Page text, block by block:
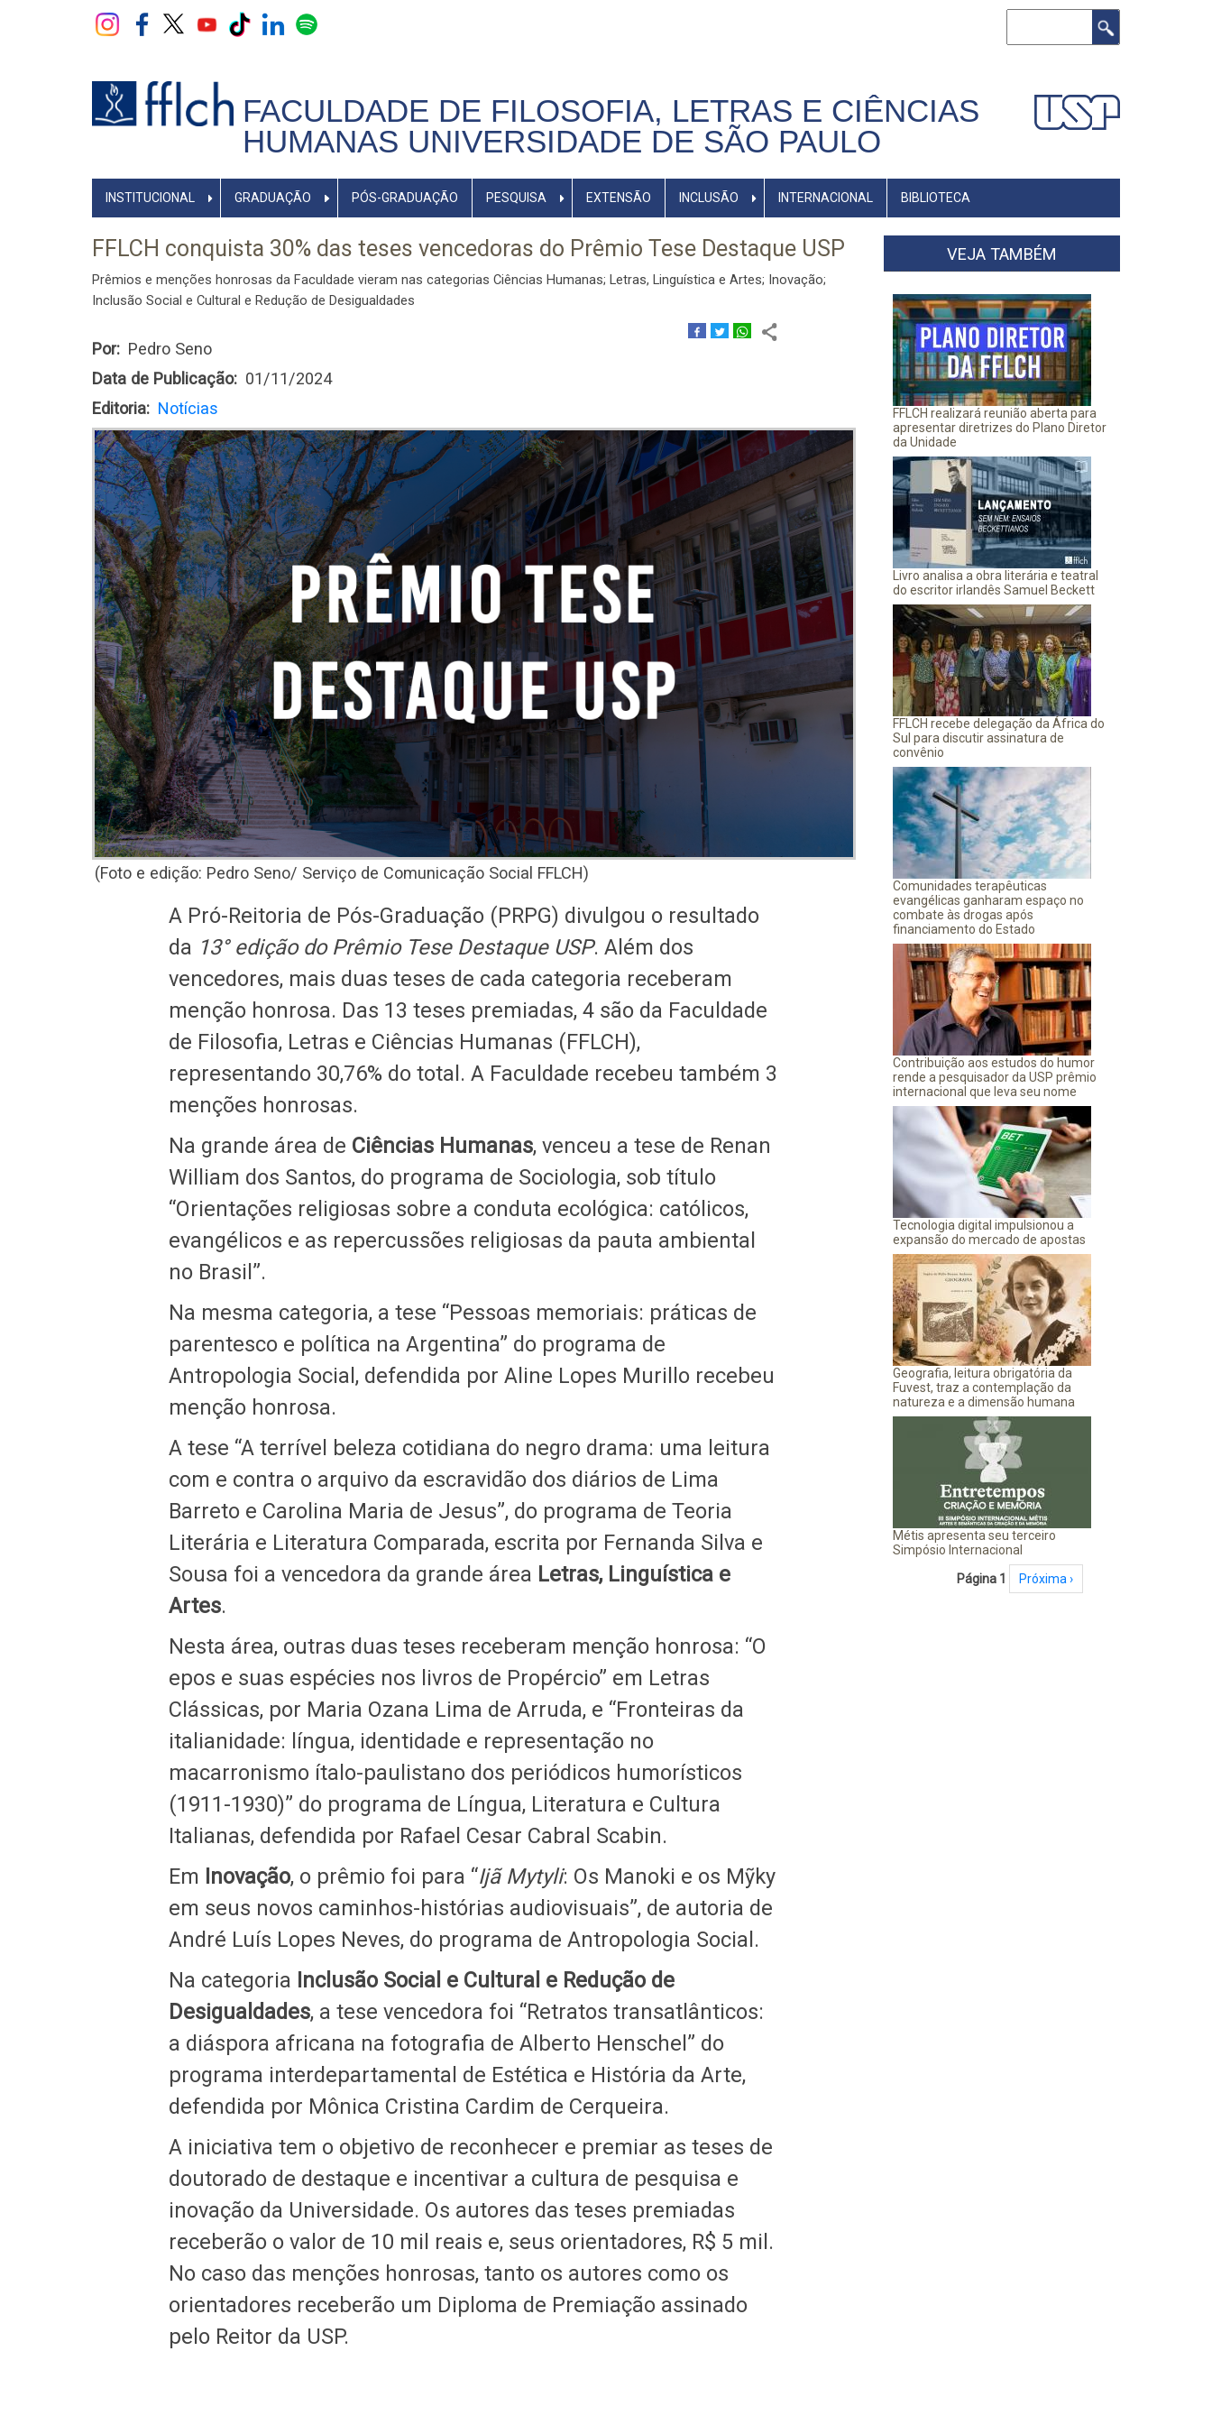
FACULDADE DE FILOSOFIA, LETRAS E CIÊNCIAS
HUMANAS UNIVERSIDADE DE SÃO PAULO
NAVEGADOR
PRINCIPAL
INSTITUCIONAL GRADUAÇÃO PÓS-GRADUAÇÃO PESQUISA EXTENSÃO INCLUSÃO INTERNACIONAL BIBLIOTECA
FFLCH conquista 30% das teses vencedoras do Prêmio Tese Destaque USP
Prêmios e menções honrosas da Faculdade vieram nas categorias Ciências Humanas; Letras, Linguística e Artes; Inovação;
Inclusão Social e Cultural e Redução de Desigualdades
Por
Pedro Seno
Data de Publicação
01/11/2024
Editoria
Notícias
(Foto e edição: Pedro Seno/ Serviço de Comunicação Social FFLCH)
A Pró-Reitoria de Pós-Graduação (PRPG) divulgou o resultado
da 13° edição do Prêmio Tese Destaque USP. Além dos
vencedores, mais duas teses de cada categoria receberam
menção honrosa. Das 13 teses premiadas, 4 são da Faculdade
de Filosofia, Letras e Ciências Humanas (FFLCH),
representando 30,76% do total. A Faculdade recebeu também 3
menções honrosas.
Na grande área de Ciências Humanas, venceu a tese de Renan
William dos Santos, do programa de Sociologia, sob título
“Orientações religiosas sobre a conduta ecológica: católicos,
evangélicos e as repercussões religiosas da pauta ambiental
no Brasil”.
Na mesma categoria, a tese “Pessoas memoriais: práticas de
parentesco e política na Argentina” do programa de
Antropologia Social, defendida por Aline Lopes Murillo recebeu
menção honrosa.
A tese “A terrível beleza cotidiana do negro drama: uma leitura
com e contra o arquivo da escravidão dos diários de Lima
Barreto e Carolina Maria de Jesus”, do programa de Teoria
Literária e Literatura Comparada, escrita por Fernanda Silva e
Sousa foi a vencedora da grande área Letras, Linguística e
Artes.
Nesta área, outras duas teses receberam menção honrosa: “O
epos e suas espécies nos livros de Propércio” em Letras
Clássicas, por Maria Ozana Lima de Arruda, e “Fronteiras da
italianidade: língua, identidade e representação no
macarronismo ítalo-paulistano dos periódicos humorísticos
(1911-1930)” do programa de Língua, Literatura e Cultura
Italianas, defendida por Rafael Cesar Cabral Scabin.
Em Inovação, o prêmio foi para “Ijã Mytyli: Os Manoki e os Mỹky
em seus novos caminhos-histórias audiovisuais”, de autoria de
André Luís Lopes Neves, do programa de Antropologia Social.
Na categoria Inclusão Social e Cultural e Redução de
Desigualdades, a tese vencedora foi “Retratos transatlânticos:
a diáspora africana na fotografia de Alberto Henschel” do
programa interdepartamental de Estética e História da Arte,
defendida por Mônica Cristina Cardim de Cerqueira.
A iniciativa tem o objetivo de reconhecer e premiar as teses de
doutorado de destaque e incentivar a cultura de pesquisa e
inovação da Universidade. Os autores das teses premiadas
receberão o valor de 10 mil reais e, seus orientadores, R$ 5 mil.
No caso das menções honrosas, tanto os autores como os
orientadores receberão um Diploma de Premiação assinado
pelo Reitor da USP.
VEJA TAMBÉM
FFLCH realizará reunião aberta para
apresentar diretrizes do Plano Diretor
da Unidade
Livro analisa a obra literária e teatral
do escritor irlandês Samuel Beckett
FFLCH recebe delegação da África do
Sul para discutir assinatura de
convênio
Comunidades terapêuticas
evangélicas ganharam espaço no
combate às drogas após
financiamento do Estado
Contribuição aos estudos do humor
rende a pesquisador da USP prêmio
internacional que leva seu nome
Tecnologia digital impulsionou a
expansão do mercado de apostas
Geografia, leitura obrigatória da
Fuvest, traz a contemplação da
natureza e a dimensão humana
Métis apresenta seu terceiro
Simpósio Internacional
PaginaçãoPágina 1 Próxima página
Próxima ›